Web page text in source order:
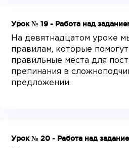
Урок № 19 - Работа над
На девятнадцатом уроке
правилам, которые
правильные места для
препинания в
предложении.
Урок № 20 - Работа над